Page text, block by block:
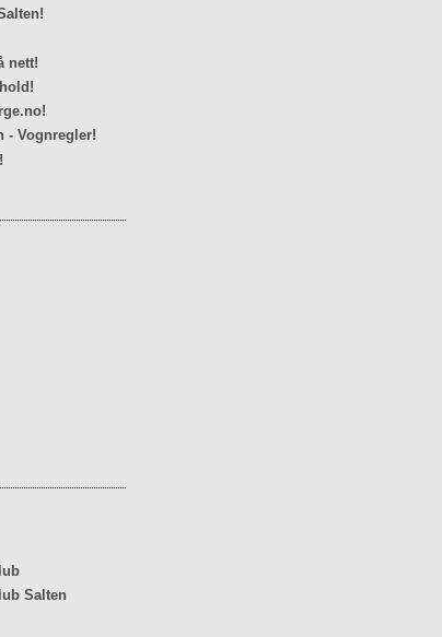
nett!
- Vognregler!
Salten